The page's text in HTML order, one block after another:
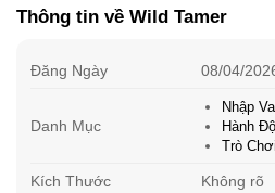
Thông tin về Wild Tamer
Đăng Ngày 08/04/
Danh Mục
Nhập
Hành
Trò Chơi
Kích Thước Không rõ